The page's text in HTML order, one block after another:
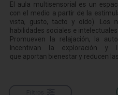
El aula multisensorial es un
con el medio a partir de la
vista, gusto, tacto y oído). Los
habilidades sociales e
Promueven la relajación, la
Incentivan la exploración y
que aportan bienestar y reducen